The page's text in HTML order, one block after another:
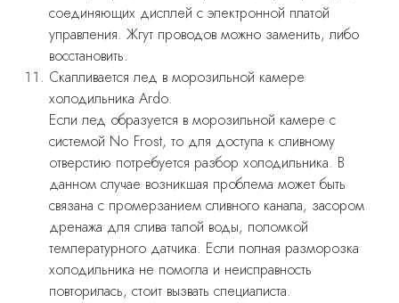
соединяющих дисплей с электронной платой
управления. Жгут проводов можно заменить, либо
восстановить.
Скапливается лед в морозильной камере
холодильника Ardo.
Если лед образуется в морозильной камере с
системой No Frost, то для доступа к сливному
отверстию потребуется разбор холодильника. В
данном случае возникшая проблема может быть
связана с промерзанием сливного канала, засором
дренажа для слива талой воды, поломкой
температурного датчика. Если полная разморозка
холодильника не помогла и неисправность
повторилась, стоит вызвать специалиста.